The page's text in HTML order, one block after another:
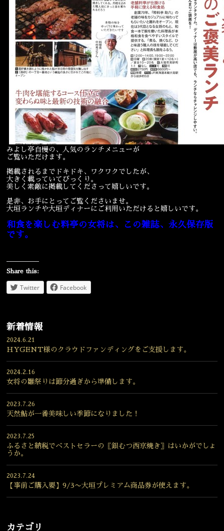
みよし亭自慢の、人気のランチメニューが
ご覧いただけます。
掲載されるまでドキドキ、ワクワクでしたが、
大きく載っていてびっくり。
美しく素敵に掲載してくださって嬉しいです。
是非、お手にとってご覧くださいませ。
大垣ランチや大垣ディナーにご利用いただけると嬉しいです。
和食を楽しむ料亭の女将は、この雑誌、永久保存版
です。
Share this:
Twitter Facebook
新着情報
2024.6.21
HYGENT様のクラウドファンディングをご支援します。
2024.2.16
女将の雛祭りは節分過ぎから準備します。
2023.7.26
天然鮎が一番美味しい季節になりました！
2023.7.25
ふるさと納税でベストセラーの〖銀むつ西京焼き〗はいかがでしょ
うか。
2023.7.24
【事前ご購入要】9/3〜大垣プレミアム商品券が使えます。
カテゴリ